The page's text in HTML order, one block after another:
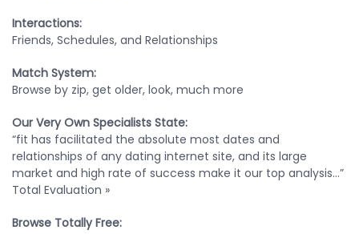
Interactions:
Friends, Schedules, and Relationships
Match System:
Browse by zip, get older, look, much more
Our Very Own Specialists State:
“fit has facilitated the absolute most dates and
relationships of any dating internet site, and its large
market and high rate of success make it our top analysis…”
Total Evaluation »
Browse Totally Free: